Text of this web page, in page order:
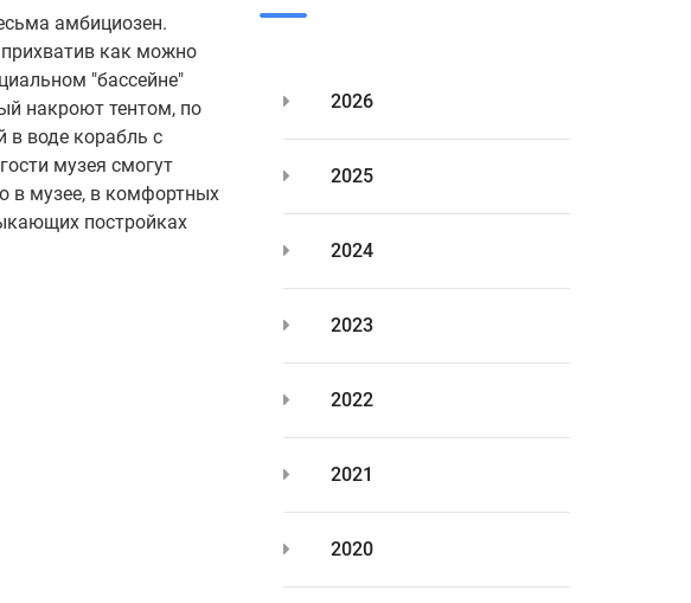
амбициозен.
как можно
"бассейне"
накроют тентом, по
воде корабль с
музея смогут
в музее, в комфортных
постройках
2026
2025
2024
2023
2022
2021
2020